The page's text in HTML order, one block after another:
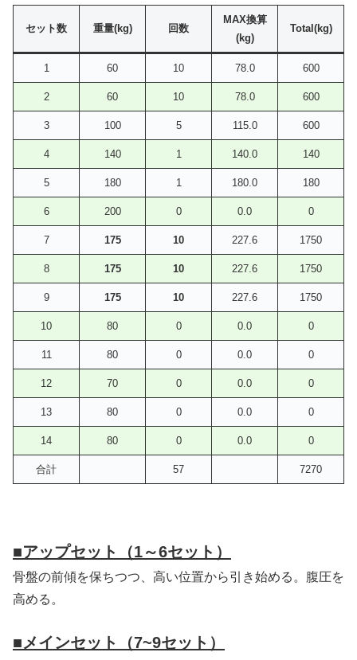
セット数 重量(kg) 回数
MAX換算
(kg)
Total(kg)
1 60 10 78.0 600
2 60 10 78.0 600
3 100 5 115.0 600
4 140 1 140.0 140
5 180 1 180.0 180
6 200 0 0.0 0
7 175 10 227.6 1750
8 175 10 227.6 1750
9 175 10 227.6 1750
10 80 0 0.0 0
11 80 0 0.0 0
12 70 0 0.0 0
13 80 0 0.0 0
14 80 0 0.0 0
合計 57 7270
■アップセット（1～6セット）
骨盤の前傾を保ちつつ、高い位置から引き始める。腹圧を
高める。
■メインセット（7~9セット）